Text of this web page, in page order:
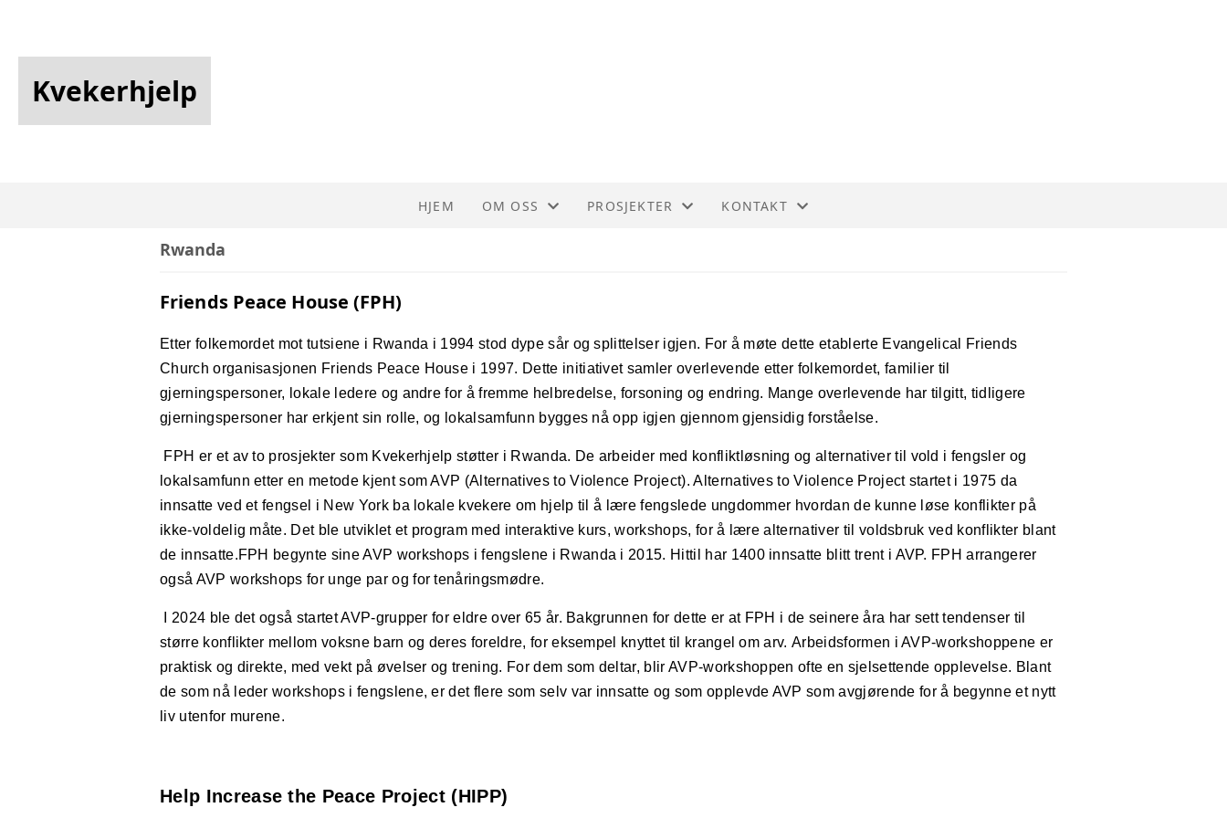
Kvekerhjelp
HJEM OM OSS
HISTORIE
ETISKE RETNINGSLINJER
PROSJEKTER
GAZA
RWANDA
KONTAKT
Rwanda
Friends Peace House (FPH)
Etter folkemordet mot tutsiene i Rwanda i 1994 stod dype sår og splittelser igjen. For å møte dette etablerte Evangelical Friends
Church organisasjonen Friends Peace House i 1997. Dette initiativet samler overlevende etter folkemordet, familier til
gjerningspersoner, lokale ledere og andre for å fremme helbredelse, forsoning og endring. Mange overlevende har tilgitt, tidligere
gjerningspersoner har erkjent sin rolle, og lokalsamfunn bygges nå opp igjen gjennom gjensidig forståelse.
FPH er et av to prosjekter som Kvekerhjelp støtter i Rwanda. De arbeider med konfliktløsning og alternativer til vold i fengsler og
lokalsamfunn etter en metode kjent som AVP (Alternatives to Violence Project). Alternatives to Violence Project startet i 1975 da
innsatte ved et fengsel i New York ba lokale kvekere om hjelp til å lære fengslede ungdommer hvordan de kunne løse konflikter på
ikke-voldelig måte. Det ble utviklet et program med interaktive kurs, workshops, for å lære alternativer til voldsbruk ved konflikter blant
de innsatte.FPH begynte sine AVP workshops i fengslene i Rwanda i 2015. Hittil har 1400 innsatte blitt trent i AVP. FPH arrangerer
også AVP workshops for unge par og for tenåringsmødre.
I 2024 ble det også startet AVP-grupper for eldre over 65 år. Bakgrunnen for dette er at FPH i de seinere åra har sett tendenser til
større konflikter mellom voksne barn og deres foreldre, for eksempel knyttet til krangel om arv.Arbeidsformen i AVP-workshoppene er
praktisk og direkte, med vekt på øvelser og trening. For dem som deltar, blir AVP-workshoppen ofte en sjelsettende opplevelse. Blant
de som nå leder workshops i fengslene, er det flere som selv var innsatte og som opplevde AVP som avgjørende for å begynne et nytt
liv utenfor murene.
Help Increase the Peace Project (HIPP)